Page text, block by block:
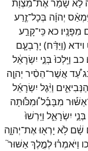
לֹ֣א שָׁמַ֔ראֶת־מִצְוֺ֖ת
יְהוָ֜ה בְּכָל־זֶ֤רַע
מִפָּנָֽיו׃ כאכִּֽי־קָרַ֣ע
וידא(וַיַּדַּ֨ח) יָרָבְעָ֤ם
כב וַיֵּֽלְכוּ֙ בְּנֵ֣י יִשְׂרָאֵ֔ל
עַ֠דאֲשֶׁר־הֵסִ֨יר יְהוָ֤ה
הַנְּבִיאִ֑ים וַיִּ֨גֶל יִשְׂרָאֵ֜ל
אַשּׁ֡וּר מִבָּבֶ֡לוּ֠מִכּוּ֠תָה
בְּנֵ֣י יִשְׂרָאֵ֑ל וַיִּֽרְשׁוּ֙
שָׁ֔ם לֹ֥א יָרְא֖וּאֶת־יְהוָ֑ה
כו וַיֹּאמְר֗וּלְמֶ֣לֶךְאַשּׁוּר֮